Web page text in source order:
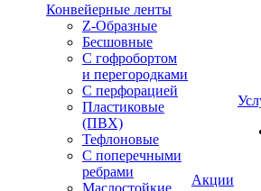
Конвейерные ленты
Z-Образные
Бесшовные
С гофробортом
и перегородками
С перфорацией
Пластиковые
(ПВХ)
Тефлоновые
С поперечными
ребрами
Маслостойкие
Акции